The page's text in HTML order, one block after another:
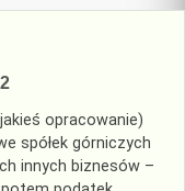
opracowanie)
spółek górniczych
innych biznesów –